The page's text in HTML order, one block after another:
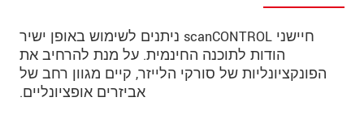
חיישני scanCONTROL ניתנים לשימוש באופן ישיר
הודות לתוכנה החינמית. על מנת להרחיב את
הפונקציונליות של סורקי הלייזר, קיים מגוון רחב של
אביזרים אופציונליים.